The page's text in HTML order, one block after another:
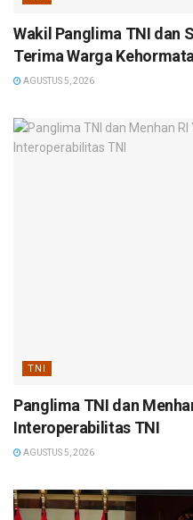
Wakil Panglima TNI dan
Terima Warga
AGUSTUS 5, 2026
TNI
Panglima TNI dan
Interoperabilitas TNI
AGUSTUS 5, 2026